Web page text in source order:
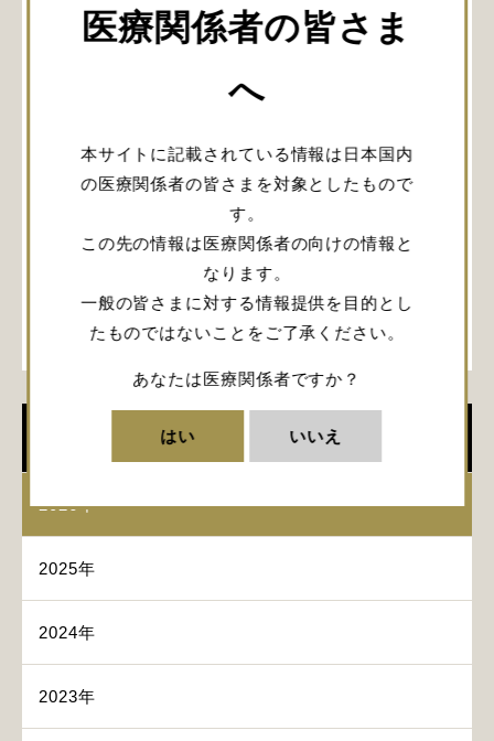
医療関係者の皆さま
へ
本サイトに記載されている情報は日本国内
の医療関係者の皆さまを対象としたもので
す。
この先の情報は医療関係者の向けの情報と
なります。
一般の皆さまに対する情報提供を目的とし
たものではないことをご了承ください。
あなたは医療関係者ですか？
はい いいえ
学会開催情報
2026年
2025年
2024年
2023年
15日
第27回日本正常圧水頭症学会
21日
第49回日本脳神経外傷学会
2月27日～2月
第31回日本脳神経外科救急学